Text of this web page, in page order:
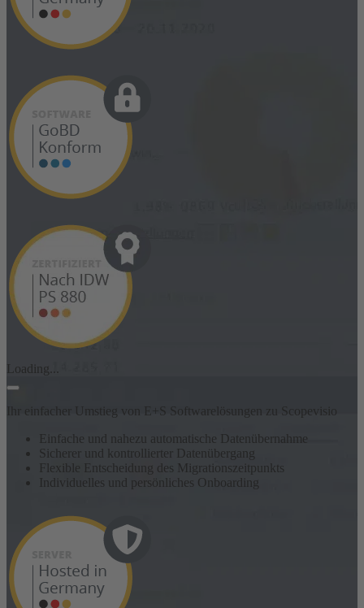
Loading...
Ihr einfacher Umstieg von E+S Softwarelösungen zu Scopevisio
Einfache und nahezu automatische Datenübernahme
Sicherer und kontrollierter Datenübergang
Flexible Entscheidung des Migrationszeitpunkts
Individuelles und persönliches Onboarding